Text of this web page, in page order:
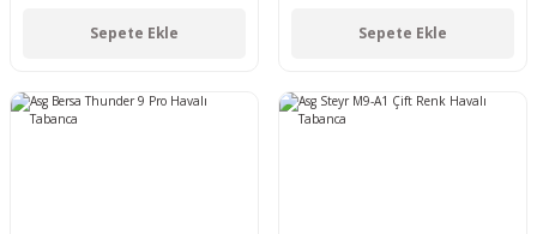
Sepete Ekle Sepete Ekle